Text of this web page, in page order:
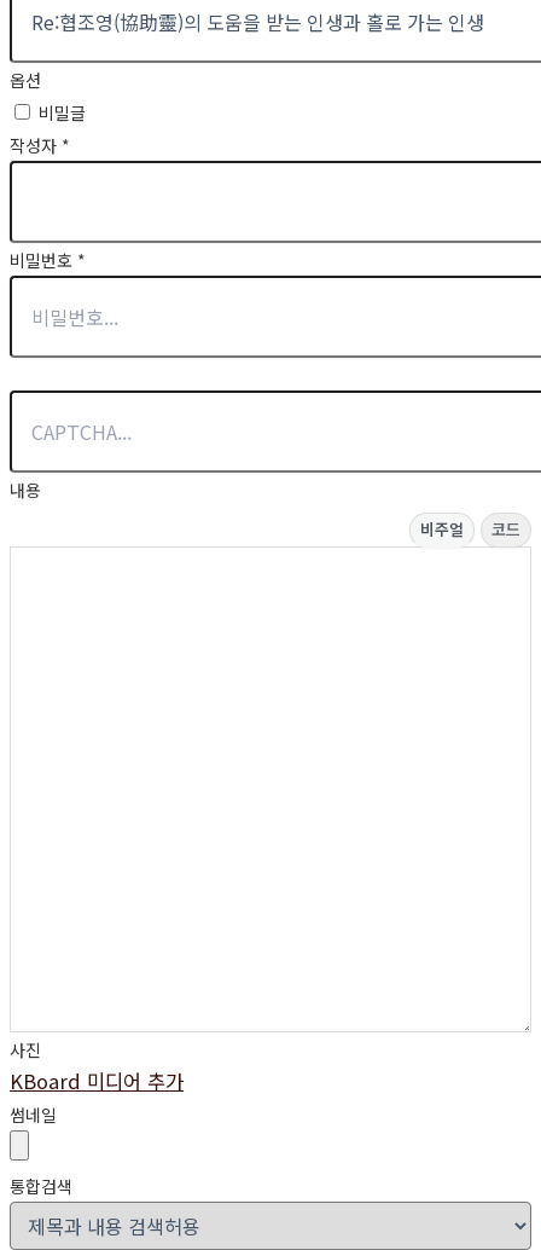
옵션
비밀글
작성자 *
비밀번호 *
내용
비주얼 코드
사진
KBoard 미디어 추가
썸네일
통합검색